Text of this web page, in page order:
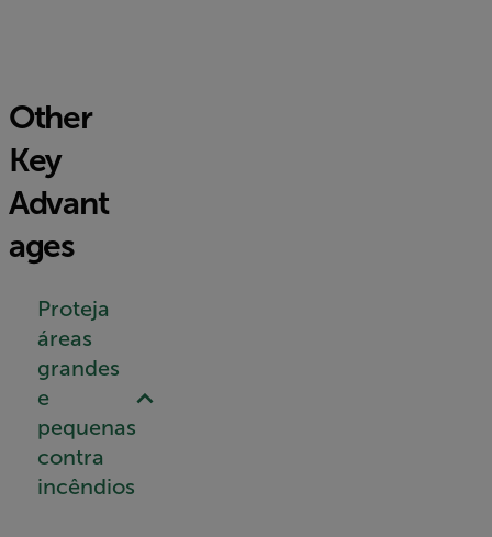
Other
Key
Advant
ages
Proteja
áreas
grandes
e
pequenas
contra
incêndios